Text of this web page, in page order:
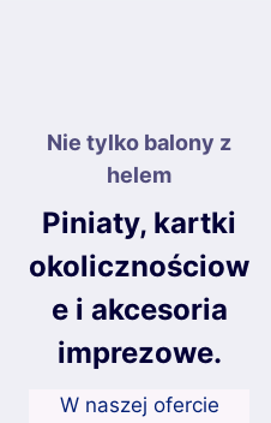
Nie tylko balony z
helem
Piniaty, kartki
okolicznościow
e i akcesoria
imprezowe.
W naszej ofercie